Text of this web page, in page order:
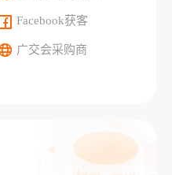
Facebook获客
广交会采购商